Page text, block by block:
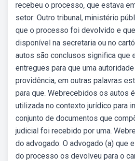
recebeu o processo, que estava
setor: Outro tribunal, ministério
que o processo foi devolvido e
disponível na secretaria ou no
autos são conclusos significa que
entregues para que uma
providência, em outras palavras
para que. Webrecebidos os autos
utilizada no contexto jurídico para
conjunto de documentos que
judicial foi recebido por uma.
do advogado: O advogado (a) que
do processo os devolveu para o